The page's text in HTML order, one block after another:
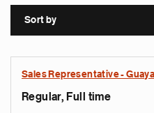
Sort by
Sales Representative -
Regular, Full time